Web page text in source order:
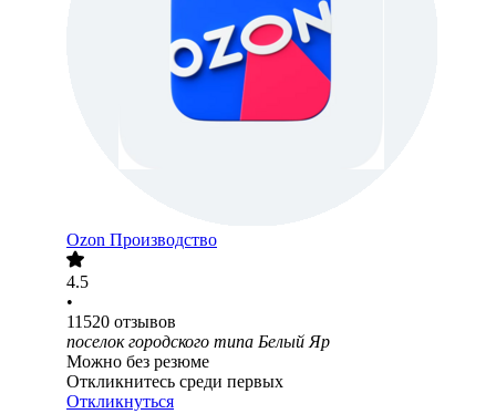
Ozon Производство
4.5
•
11520 отзывов
поселок городского типа Белый Яр
Можно без резюме
Откликнитесь среди первых
Откликнуться